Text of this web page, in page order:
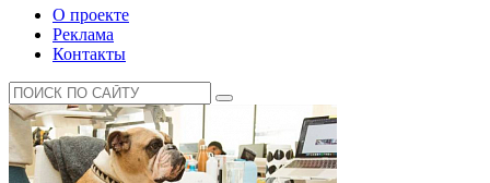
О проекте
Реклама
Контакты